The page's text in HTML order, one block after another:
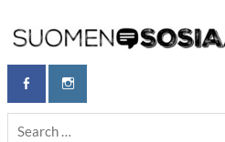
content
Sosiaalifoorumi
Maailmanparannuspäivät
26.–27.9.2026